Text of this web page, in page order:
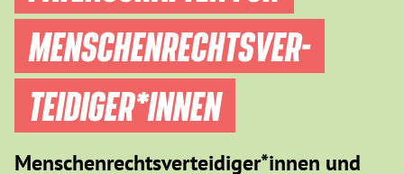
MENSCHEN­RECHTS­VER­
TEIDIGER­*INNEN
Menschenrechtsverteidiger*innen und